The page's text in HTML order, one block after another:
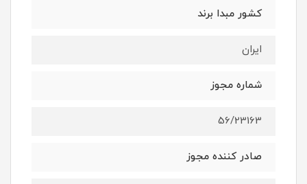
کشور مبدا برند
ایران
شماره مجوز
56/23163
صادر کننده مجوز